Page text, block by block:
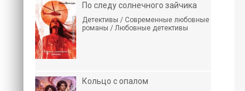
По следу солнечного зайчика
Детективы / Современные любовные
романы / Любовные детективы
Кольцо с опалом